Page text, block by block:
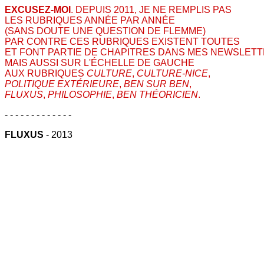
EXCUSEZ-MOI . DEPUIS 2011, JE NE REMPLIS PAS
LES RUBRIQUES ANNÉE PAR ANNÉE
(SANS DOUTE UNE QUESTION DE FLEMME)
PAR CONTRE CES RUBRIQUES EXISTENT TOUTES
ET FONT PARTIE DE CHAPITRES DANS MES
MAIS AUSSI SUR L'ÉCHELLE DE GAUCHE
AUX RUBRIQUES CULTURE, CULTURE-NICE,
POLITIQUE EXTÉRIEURE, BEN SUR BEN,
FLUXUS, PHILOSOPHIE, BEN THÉORICIEN.
- - - - - - - - - - - - -
FLUXUS - 2013